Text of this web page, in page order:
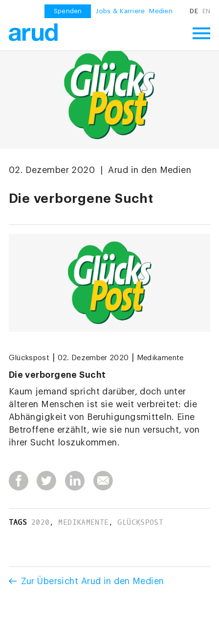
Spenden Jobs & Karriere Medien DE EN
02. Dezember 2020 | Arud in den Medien
Die verborgene Sucht
Glückspost 02. Dezember 2020 Medikamente
Die verborgene Sucht
Kaum jemand spricht darüber, doch unter
älteren Menschen ist sie weit ­verbreitet: die
Abhängigkeit von Beruhigungsmitteln. Eine
Betroffene erzählt, wie sie nun versucht, von
ihrer Sucht loszukommen.
TAGS 2020 , MEDIKAMENTE , GLÜCKSPOST
Zur Übersicht Arud in den Medien